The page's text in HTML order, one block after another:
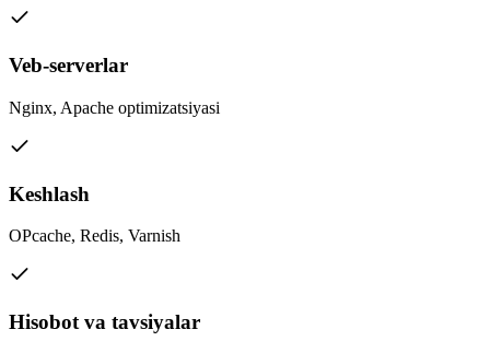
Veb-serverlar
Nginx, Apache optimizatsiyasi
Keshlash
OPcache, Redis, Varnish
Hisobot va tavsiyalar